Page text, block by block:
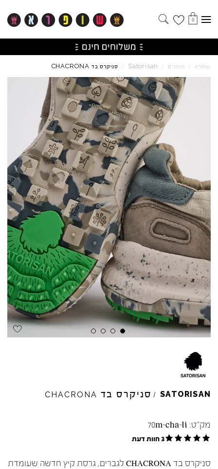
0
שופרא / מותגים /
Satorisan
/ סניקרס בד CHACRONA
SATORISAN
/ סניקרס בד CHACRONA
מק"ט: 70m-cha-li
3 חוות דעת
סניקרס בד CHACRONA לגברים, גרסת קיץ חדשה שעומדת